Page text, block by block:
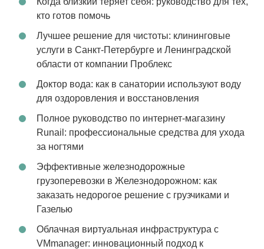
кто готов помочь
Лучшее решение для чистоты: клининговые
услуги в Санкт-Петербурге и Ленинградской
области от компании Проблекс
Доктор вода: как в санатории используют воду
для оздоровления и восстановления
Полное руководство по интернет-магазину
Runail: профессиональные средства для ухода
за ногтями
Эффективные железнодорожные
грузоперевозки в Железнодорожном: как
заказать недорогое решение с грузчиками и
Газелью
Облачная виртуальная инфраструктура с
VMmanager: инновационный подход к